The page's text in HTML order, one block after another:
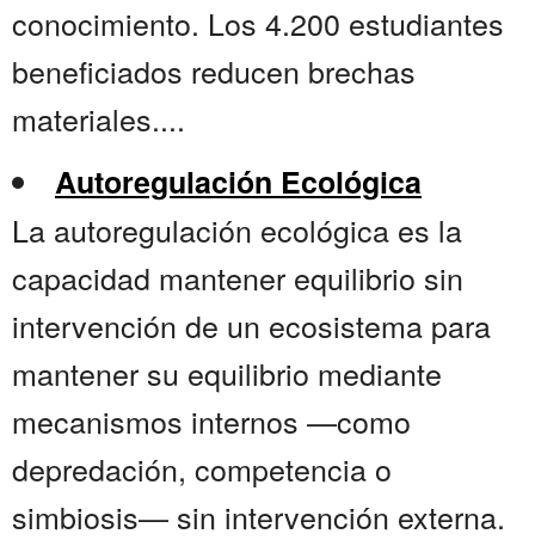
conocimiento. Los 4.200 estudiantes
beneficiados reducen brechas
materiales....
Autoregulación Ecológica
La autoregulación ecológica es la
capacidad mantener equilibrio sin
intervención de un ecosistema para
mantener su equilibrio mediante
mecanismos internos —como
depredación, competencia o
simbiosis— sin intervención externa.